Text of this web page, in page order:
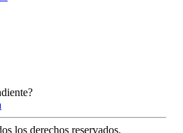
los derechos reservados.